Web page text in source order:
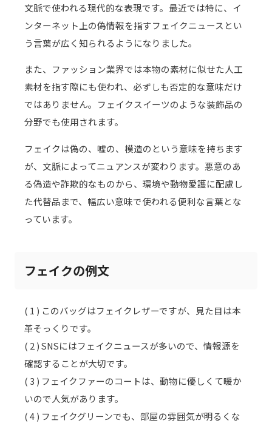
文脈で使われる現代的な表現です。最近では特に、イ
ンターネット上の偽情報を指すフェイクニュースとい
う言葉が広く知られるようになりました。
また、ファッション業界では本物の素材に似せた人工
素材を指す際にも使われ、必ずしも否定的な意味だけ
ではありません。フェイクスイーツのような装飾品の
分野でも使用されます。
フェイクは偽の、嘘の、模造のという意味を持ちます
が、文脈によってニュアンスが変わります。悪意のあ
る偽造や詐欺的なものから、環境や動物愛護に配慮し
た代替品まで、幅広い意味で使われる便利な言葉とな
っています。
フェイクの例文
( 1 ) このバッグはフェイクレザーですが、見た目は本
革そっくりです。
( 2 ) SNSにはフェイクニュースが多いので、情報源を
確認することが大切です。
( 3 ) フェイクファーのコートは、動物に優しくて暖か
いので人気があります。
( 4 ) フェイクグリーンでも、部屋の雰囲気が明るくな